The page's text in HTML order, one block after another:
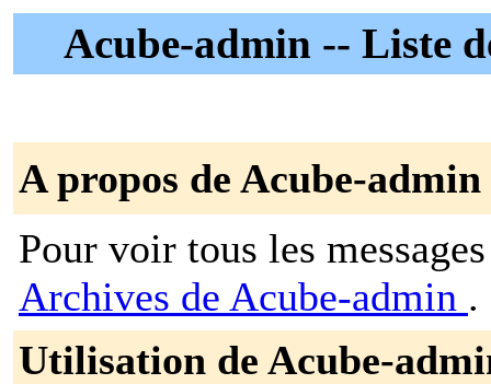
Acube-admin -- Liste
A propos de Acube-admin
Pour voir tous les
Archives de Acube-admin .
Utilisation de Acube-